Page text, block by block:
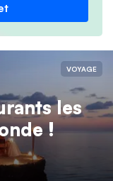
VOYAGE
les
!